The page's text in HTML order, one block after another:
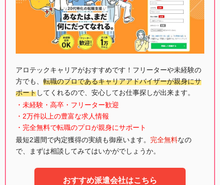
アロテックキャリアがおすすめです！フリーターや未経験の
方でも、 転職のプロであるキャリアアドバイザーが親身にサ
ポートしてくれるので、安心してお仕事探しが出来ます。
・未経験・高卒・フリーター歓迎
・2万件以上の豊富な求人情報
・完全無料で転職のプロが親身にサポート
最短2週間で内定獲得の実績も御座います。 完全無料なの
で、まずは相談してみてはいかがでしょうか。
おすすめ派遣会社はこちら